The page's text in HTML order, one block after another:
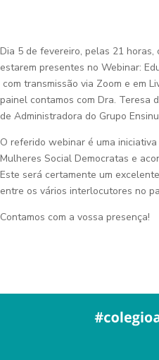
Dia 5 de fevereiro, pelas 21
estarem presentes no Webinar:
com transmissão via Zoom e em
painel contamos com Dra. Teresa
de Administradora do Grupo
O referido webinar é uma
Mulheres Social Democratas e
Este será certamente um
entre os vários interlocutores no
Contamos com a vossa presença!